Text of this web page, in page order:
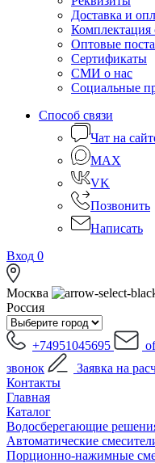
Доставка и
Комплектация
Оптовые
Сертификаты
СМИ о нас
Социальные
Способ связи
Чат на
MAX
VK
Позвонить
Написать
Вход 0
Москва
Россия
+74951045695
звонок
Заявка на
Контакты
Главная
Каталог
Водосберегающие
Автоматические
Порционно-нажимные